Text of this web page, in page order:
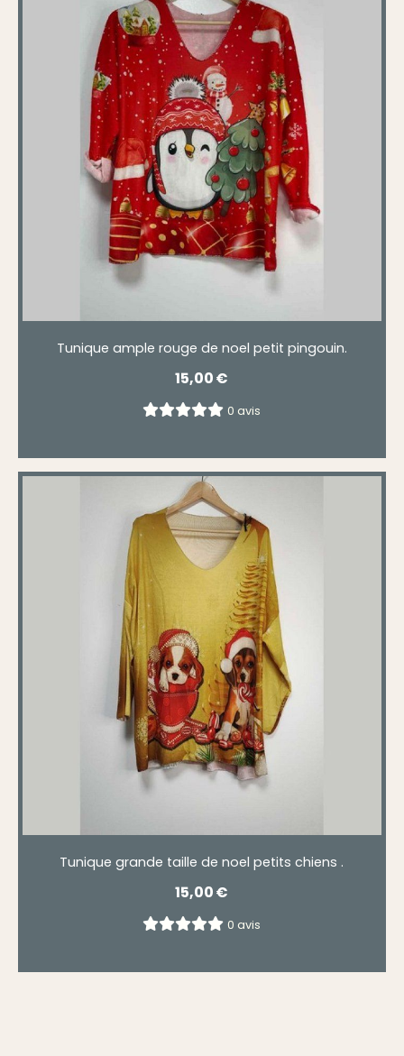
Tunique ample rouge de noel petit pingouin.
15,00€
0 avis
Tunique grande taille de noel petits chiens .
15,00€
0 avis